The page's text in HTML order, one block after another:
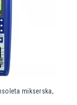
mikserska,